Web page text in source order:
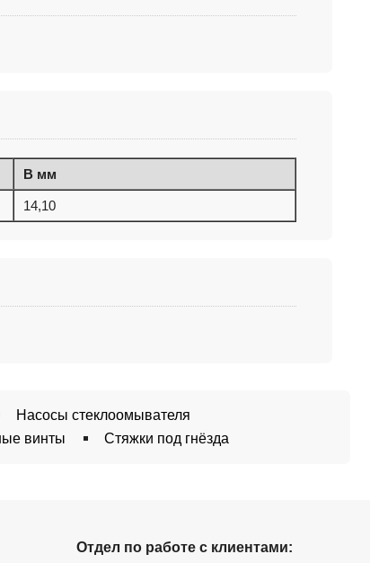
B мм
14,10
Насосы стеклоомывателя
винты Стяжки под гнёзда
Отдел по работе с клиентами: